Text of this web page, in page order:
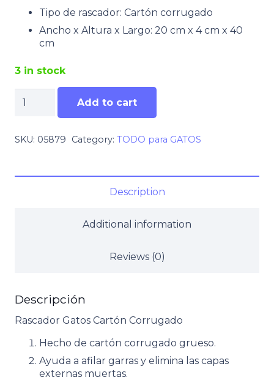
Tipo de rascador: Cartón corrugado
Ancho x Altura x Largo: 20 cm x 4 cm x 40
cm
3 in stock
para
de
cartón
Add to cart
SKU: 05879 Category: TODO para GATOS
Description
Additional information
Reviews (0)
Descripción
Rascador Gatos Cartón Corrugado
Hecho de cartón corrugado grueso.
Ayuda a afilar garras y elimina las capas
externas muertas.